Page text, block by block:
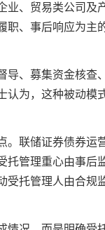
、贸易类公司及
职、事后响应为主
、募集资金核查
认为，这种被动模
。联储证券债券运
管理重心由事后
受托管理人由合规